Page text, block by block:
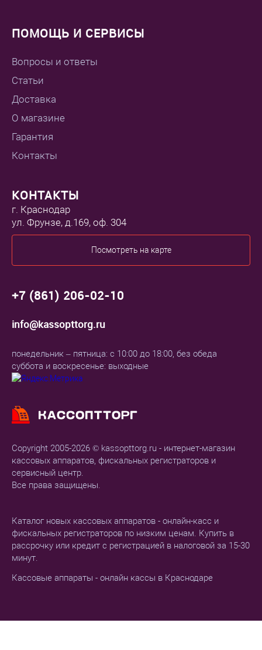
ПОМОЩЬ И СЕРВИСЫ
Вопросы и ответы
Статьи
Доставка
О магазине
Гарантия
Контакты
Copyright 2005-2026 © kassopttorg.ru - интернет-магазин
кассовых аппаратов, фискальных регистраторов и
сервисный центр.
Все права защищены.
Каталог новых кассовых аппаратов - онлайн-касс и
фискальных регистраторов по низким ценам. Купить в
рассрочку или кредит с регистрацией в налоговой за 15-30
минут.
Кассовые аппараты - онлайн кассы в Краснодаре
КОНТАКТЫ
г. Краснодар
ул. Фрунзе, д.169, оф. 304
Посмотреть на карте
+7 (861) 206-02-10
info@kassopttorg.ru
понедельник – пятница: с 10:00 до 18:00, без обеда
суббота и воскресенье: выходные